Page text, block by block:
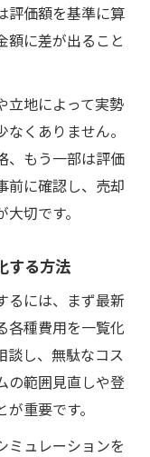
評価額を基準に算
額に差が出ること
立地によって実勢
くありません。
、もう一部は評価
前に確認し、売却
切です。
する方法
るには、まず最新
各種費用を一覧化
談し、無駄なコス
の範囲見直しや登
重要です。
ミュレーションを